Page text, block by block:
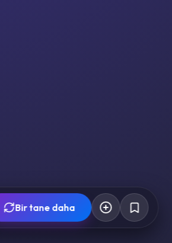
Bir tane daha